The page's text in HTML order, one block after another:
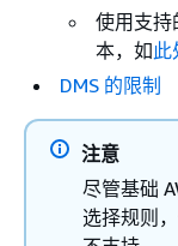
使用支持
本，如此
DMS 的限制
注意
尽管基础
选择规则